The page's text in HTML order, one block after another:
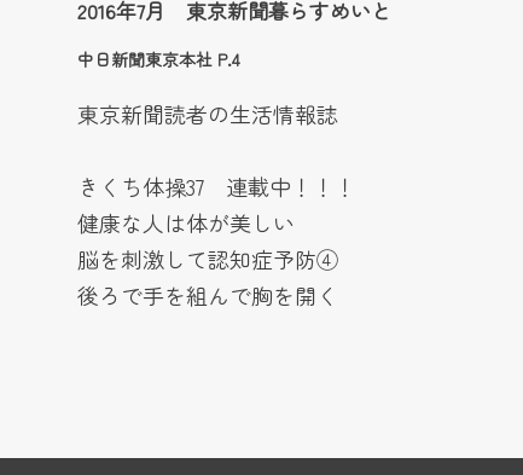
2016年7月 東京新聞暮らすめいと
中日新聞東京本社 P.4
東京新聞読者の生活情報誌
きくち体操37 連載中！！！
健康な人は体が美しい
脳を刺激して認知症予防④
後ろで手を組んで胸を開く